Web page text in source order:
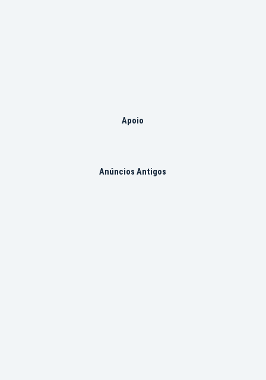
Apoio
Anúncios Antigos